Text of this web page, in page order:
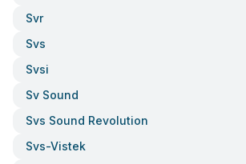
Svr
Svs
Svsi
Sv Sound
Svs Sound Revolution
Svs-Vistek